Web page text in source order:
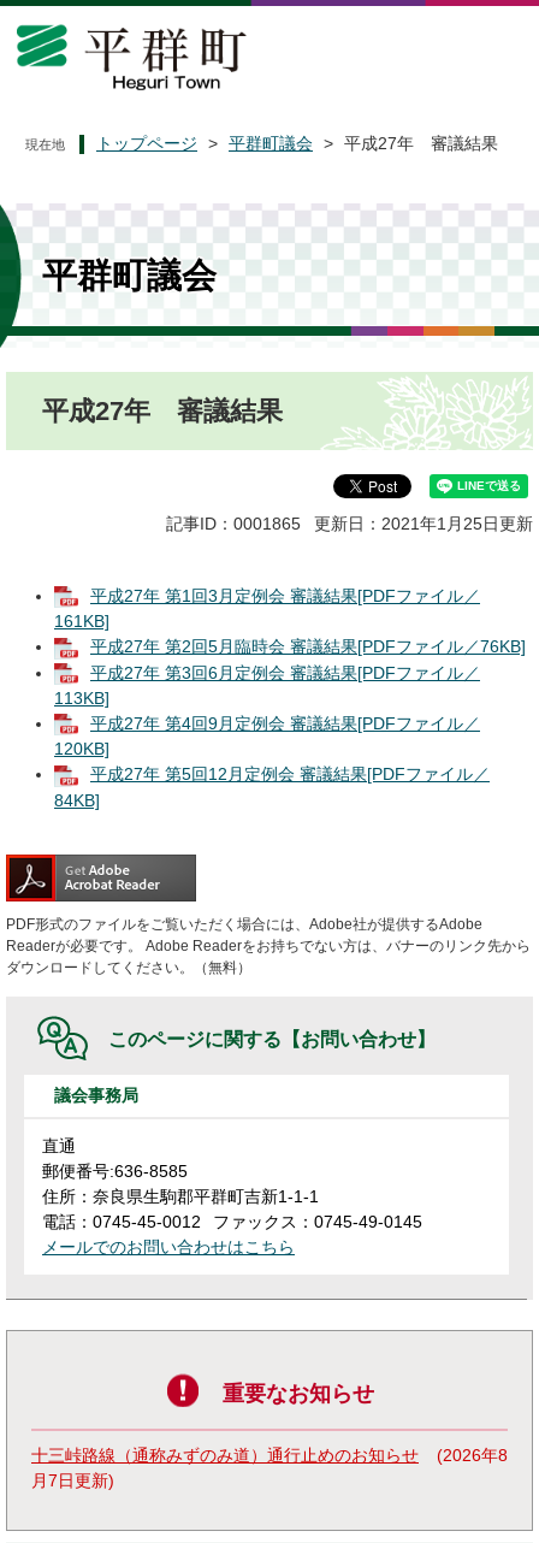
ペ
。
メ
て
本
現在地 トップページ > 平群町議会 > 平成27年 審議結果
平群町議会
平成27年 審議結果
記事ID：0001865 更新日：2021年1月25日更新
平成27年 第1回3月定例会 審議結果[PDFファイル／
161KB]
平成27年 第2回5月臨時会 審議結果[PDFファイル／76KB]
平成27年 第3回6月定例会 審議結果[PDFファイル／
113KB]
平成27年 第4回9月定例会 審議結果[PDFファイル／
120KB]
平成27年 第5回12月定例会 審議結果[PDFファイル／
84KB]
PDF形式のファイルをご覧いただく場合には、Adobe社が提供するAdobe
Readerが必要です。
Adobe Readerをお持ちでない方は、バナーのリンク先から
ダウンロードしてください。（無料）
このページに関する 【お問い合わせ】
議会事務局
直通
郵便番号:636-8585
住所：奈良県生駒郡平群町吉新1-1-1
電話：0745-45-0012
ファックス：0745-49-0145
メールでのお問い合わせはこちら
重要なお知らせ
十三峠路線（通称みずのみ道）通行止めのお知らせ
2026年8
月7日更新